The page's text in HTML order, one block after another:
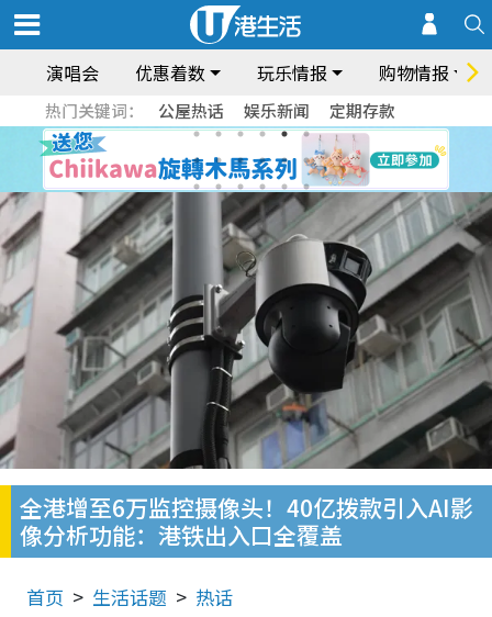
演唱会 优惠着数 玩乐情报 购物情报
热门关键词： 公屋热话 娱乐新闻 定期存款
全港增至6万监控摄像头！40亿拨款引入AI影
像分析功能：港铁出入口全覆盖
首页 生活话题 热话